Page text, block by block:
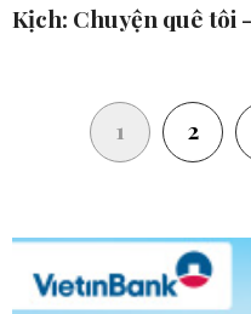
Kịch: Chuyện quê tôi
1 (current)
2